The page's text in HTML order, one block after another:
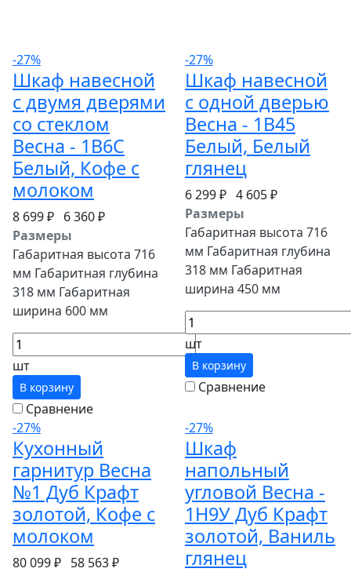
-27%
Шкаф навесной
c двумя дверями
со стеклом
Весна - 1В6С
Белый, Кофе с
молоком
8 699 ₽ 6 360 ₽
Размеры
Габаритная высота 716
мм Габаритная глубина
318 мм Габаритная
ширина 600 мм
шт
В корзину
Сравнение
-27%
Шкаф навесной
c одной дверью
Весна - 1В45
Белый, Белый
глянец
6 299 ₽ 4 605 ₽
Размеры
Габаритная высота 716
мм Габаритная глубина
318 мм Габаритная
ширина 450 мм
шт
В корзину
Сравнение
-27%
Кухонный
гарнитур Весна
№1 Дуб Крафт
золотой, Кофе с
молоком
80 099 ₽ 58 563 ₽
-27%
Шкаф
напольный
угловой Весна -
1Н9У Дуб Крафт
золотой, Ваниль
глянец